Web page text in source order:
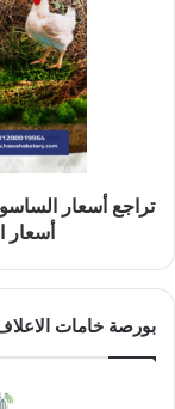
تراجع أسعار
أسعار
بورصة خامات